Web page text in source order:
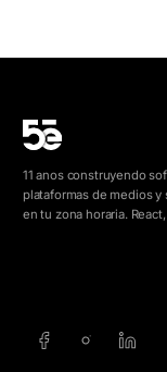
11 anos construyendo
plataformas de medios y
en tu zona horaria.